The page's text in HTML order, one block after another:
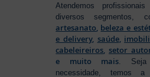
Atendemos
diversos segmentos,
artesanato, beleza e
e delivery, saúde,
cabeleireiros, setor
e muito mais .
necessidade, temos a